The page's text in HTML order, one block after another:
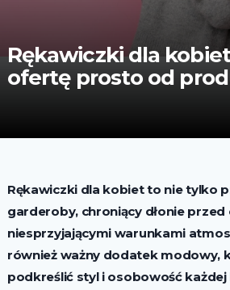
Rękawiczki dla
ofertę prosto od
Rękawiczki dla kobiet to nie tylko
garderoby, chroniący dłonie przed
niesprzyjającymi warunkami
również ważny dodatek modowy,
podkreślić styl i osobowość